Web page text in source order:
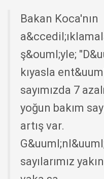
Bakan Koca'nın
ş&ouml;yle;
kıyasla
sayımızda 7
yoğun bakım
artış var.
sayılarımız